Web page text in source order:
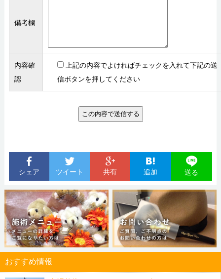
備考欄
内容確
認
上記の内容でよければチェックを入れて下記の送
信ボタンを押してください
シェア ツイート 共有 追加 送る
おすすめ情報